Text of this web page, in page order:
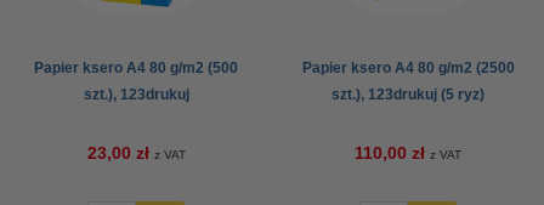
Papier ksero A4 80 g/m2 (500
szt.), 123drukuj
23,00 zł z VAT
Papier ksero A4 80 g/m2 (2500
szt.), 123drukuj (5 ryz)
110,00 zł z VAT